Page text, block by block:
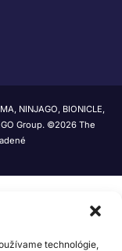
technológie,
NINJAGO, BIONICLE,
Group. ©2026 The